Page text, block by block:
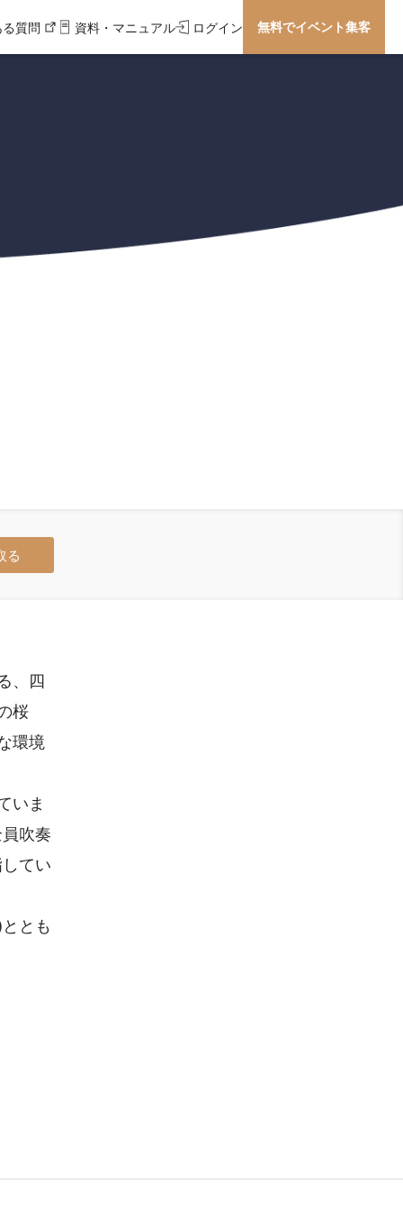
質問 資料・マニュアル ログイン 無料でイベント集客
る
、四
桜
環境
いま
吹奏
てい
とも